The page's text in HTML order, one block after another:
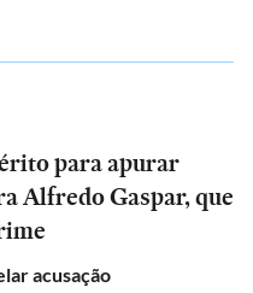
para apurar
Alfredo Gaspar, que
acusação